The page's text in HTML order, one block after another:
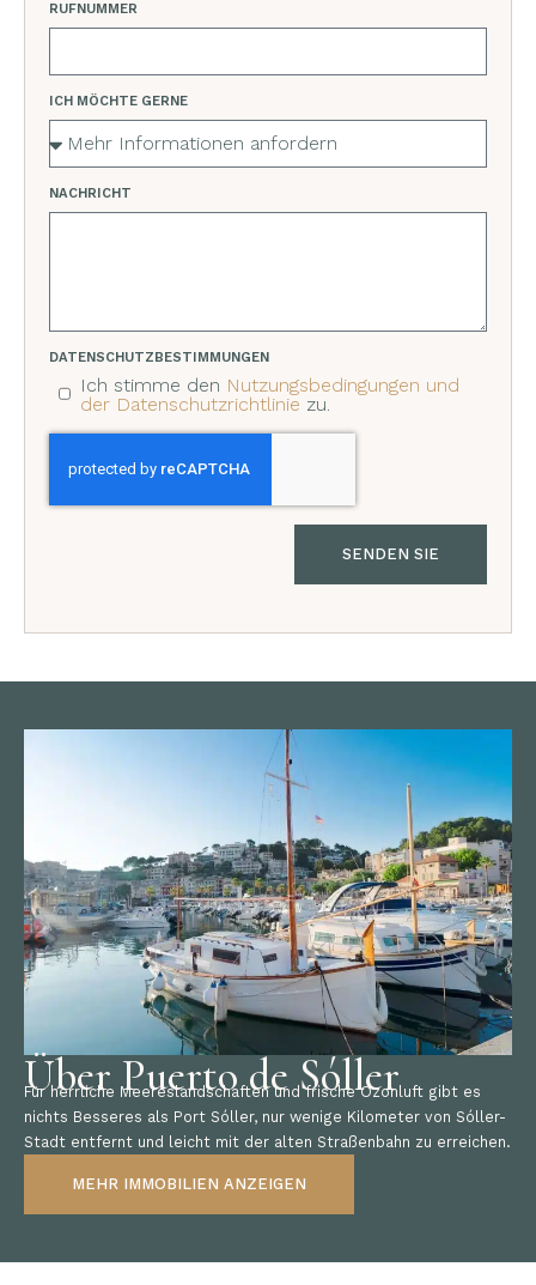
RUFNUMMER
ICH MÖCHTE GERNE
NACHRICHT
DATENSCHUTZBESTIMMUNGEN
Ich stimme den Nutzungsbedingungen und
der Datenschutzrichtlinie zu.
SENDEN SIE
Über Puerto de Sóller
Für herrliche Meereslandschaften und frische Ozonluft gibt es
nichts Besseres als Port Sóller, nur wenige Kilometer von Sóller-
Stadt entfernt und leicht mit der alten Straßenbahn zu erreichen.
MEHR IMMOBILIEN ANZEIGEN